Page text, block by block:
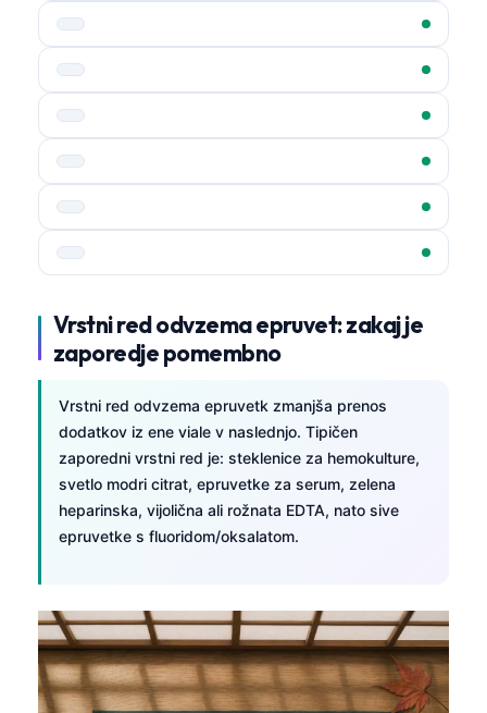
Vrstni red odvzema epruvet: zakaj je
zaporedje pomembno
Vrstni red odvzema epruvetk zmanjša prenos
dodatkov iz ene viale v naslednjo. Tipičen
zaporedni vrstni red je: steklenice za hemokulture,
svetlo modri citrat, epruvetke za serum, zelena
heparinska, vijolična ali rožnata EDTA, nato sive
epruvetke s fluoridom/oksalatom.